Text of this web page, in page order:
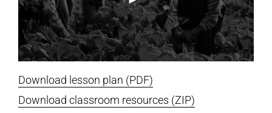
Download lesson plan (PDF)
Download classroom resources (ZIP)